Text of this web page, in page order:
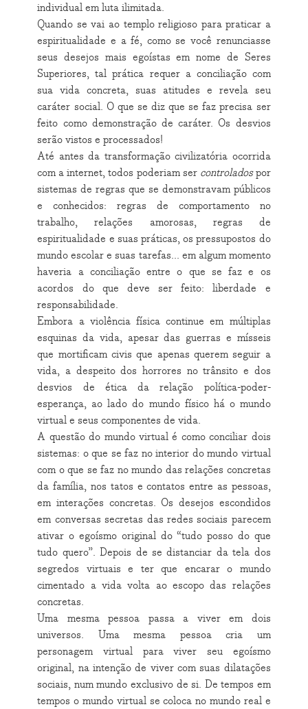
individual em luta ilimitada.
Quando se vai ao templo religioso para praticar a
espiritualidade e a fé, como se você renunciasse
seus desejos mais egoístas em nome de Seres
Superiores, tal prática requer a conciliação com
sua vida concreta, suas atitudes e revela seu
caráter social. O que se diz que se faz precisa ser
feito como demonstração de caráter. Os desvios
serão vistos e processados!
Até antes da transformação civilizatória ocorrida
com a internet, todos poderiam ser controladospor
sistemas de regras que se demonstravam públicos
e conhecidos: regras de comportamento no
trabalho, relações amorosas, regras de
espiritualidade e suas práticas, os pressupostos do
mundo escolar e suas tarefas... em algum momento
haveria a conciliação entre o que se faz e os
acordos do que deve ser feito: liberdade e
responsabilidade.
Embora a violência física continue em múltiplas
esquinas da vida, apesar das guerras e mísseis
que mortificam civis que apenas querem seguir a
vida, a despeito dos horrores no trânsito e dos
desvios de ética da relação política-poder-
esperança, ao lado do mundo físico há o mundo
virtual e seus componentes de vida.
A questão do mundo virtual é como conciliar dois
sistemas: o que se faz no interior do mundo virtual
com o que se faz no mundo das relações concretas
da família, nos tatos e contatos entre as pessoas,
em interações concretas. Os desejos escondidos
em conversas secretas das redes sociais parecem
ativar o egoísmo original do “tudo posso do que
tudo quero”. Depois de se distanciar da tela dos
segredos virtuais e ter que encarar o mundo
cimentado a vida volta ao escopo das relações
concretas.
Uma mesma pessoa passa a viver em dois
universos. Uma mesma pessoa cria um
personagem virtual para viver seu egoísmo
original, na intenção de viver com suas dilatações
sociais, num mundo exclusivo de si. De tempos em
tempos o mundo virtual se coloca no mundo real e